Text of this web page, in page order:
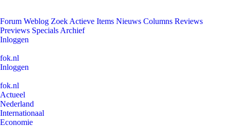
Forum Weblog Zoek Actieve Items Nieuws Columns Reviews
Previews Specials Archief
Inloggen
fok.nl
Inloggen
fok.nl
Actueel
Nederland
Internationaal
Economie